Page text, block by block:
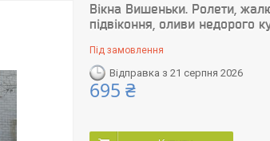
Вікна Вишеньки. Ролети,
підвіконня, оливи недорого
Під замовлення
Відправка з 21 серпня 2026
695 ₴